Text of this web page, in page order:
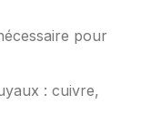
pour
: cuivre,